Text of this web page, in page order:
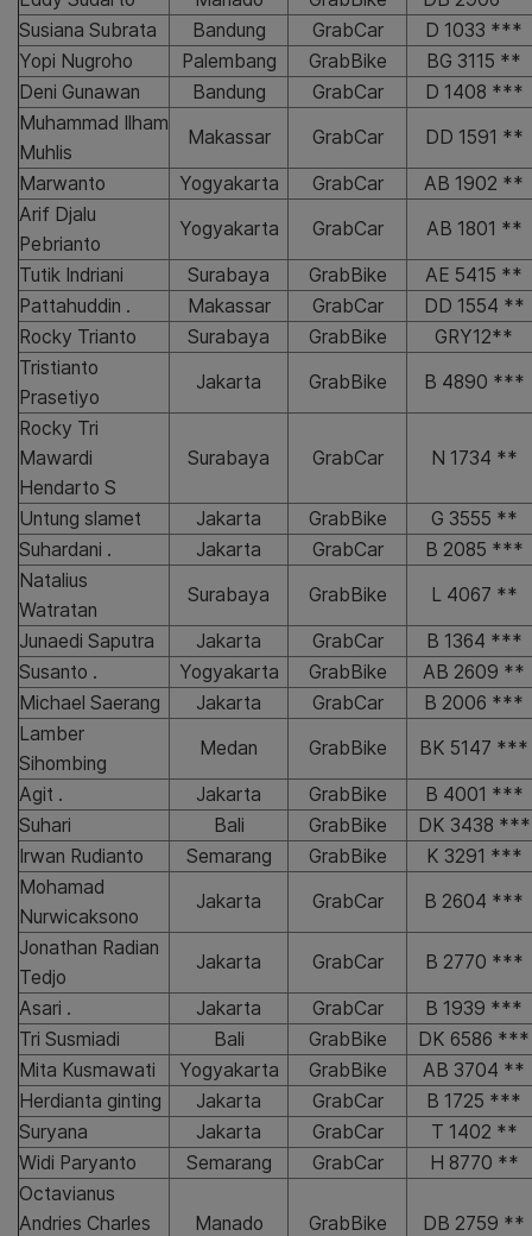
Susiana Subrata
Bandung GrabCar
D 1033 ***
Yopi Nugroho
Palembang GrabBike
BG 3115 **
Deni Gunawan
Bandung GrabCar
D 1408 ***
Muhammad Ilham
Muhlis
Makassar GrabCar DD 1591 **
Marwanto Yogyakarta GrabCar
AB 1902 **
Arif Djalu
Pebrianto
Yogyakarta GrabCar AB 1801 **
Tutik Indriani Surabaya GrabBike
AE 5415 **
Pattahuddin .
Makassar GrabCar
DD 1554 **
Rocky Trianto
Surabaya GrabBike
GRY12**
Tristianto
Prasetiyo
Jakarta GrabBike B 4890 ***
Rocky Tri
Mawardi
Hendarto S
Surabaya GrabCar N 1734 **
Untung slamet Jakarta GrabBike
G 3555 **
Suhardani .
Jakarta GrabCar
B 2085 ***
Natalius
Watratan
Surabaya GrabBike L 4067 **
Junaedi Saputra Jakarta GrabCar
B 1364 ***
Susanto .
Yogyakarta GrabBike
AB 2609 **
Michael Saerang
Jakarta GrabCar
B 2006 ***
Lamber
Sihombing
Medan GrabBike BK 5147 ***
Agit . Jakarta GrabBike
B 4001 ***
Suhari
Bali GrabBike
DK 3438 ***
Irwan Rudianto
Semarang GrabBike
K 3291 ***
Mohamad
Nurwicaksono
Jakarta GrabCar B 2604 ***
Jonathan Radian
Tedjo
Jakarta GrabCar B 2770 ***
Asari . Jakarta GrabCar
B 1939 ***
Tri Susmiadi
Bali GrabBike
DK 6586 ***
Mita Kusmawati
Yogyakarta GrabBike
AB 3704 **
Herdianta ginting
Jakarta GrabCar
B 1725 ***
Suryana
Jakarta GrabCar
T 1402 **
Widi Paryanto
Semarang GrabCar
H 8770 **
Octavianus
Andries Charles
Manado GrabBike DB 2759 **